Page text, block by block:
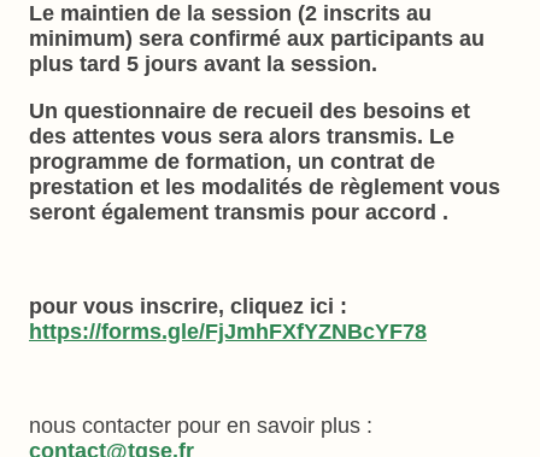
Le maintien de la session (2 inscrits au
minimum) sera confirmé aux participants au
plus tard 5 jours avant la session.
Un questionnaire de recueil des besoins et
des attentes vous sera alors transmis. Le
programme de formation, un contrat de
prestation et les modalités de règlement vous
seront également transmis pour accord .
pour vous inscrire, cliquez ici :
https://forms.gle/FjJmhFXfYZNBcYF78
nous contacter pour en savoir plus :
contact@tqse.fr